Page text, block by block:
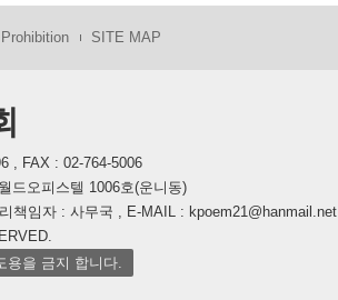
SITE MAP
, FAX : 02-764-5006
드오피스텔 1006호(운니동)
책임자 : 사무국 , E-MAIL : kpoem21@hanmail.net
을 금지 합니다.